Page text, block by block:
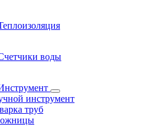
воды
инструмент
труб